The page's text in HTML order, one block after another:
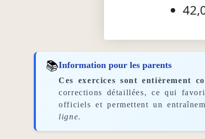
📚Information pour les parents
Ces exercices sont entièrement
corrections détaillées, ce qui
officiels et permettent un
ligne.